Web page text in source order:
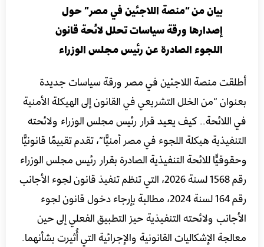
بيان من “منصة اللاجئين في مصر” حول
إصدارها ورقة سياسات تحلل لائحة قانون
اللجوء الصادرة عن رئيس مجلس الوزراء
أطلقت منصة اللاجئين في مصر ورقة سياسات جديدة
بعنوان “من الخلل التشريعي في القانون إلى الهيكلة الأمنية
في اللائحة.. كيف يعيد قرار رئيس مجلس الوزراء ولائحته
التنفيذية هيكلة اللجوء في مصر أمنيًّا”، تقدم تقييمًا قانونيًّا
وحقوقيًّا للائحة التنفيذية الصادرة بقرار رئيس مجلس الوزراء
رقم 1568 لسنة 2026، التي تنظم تنفيذ قانون لجوء الأجانب
رقم 164 لسنة 2024، مطالبة بإرجاء دخول قانون لجوء
الأجانب ولائحته التنفيذية حيز التطبيق الفعلي إلى حين
معالجة الإشكاليات القانونية والإجرائية التي أُثيرت بشأنهما.